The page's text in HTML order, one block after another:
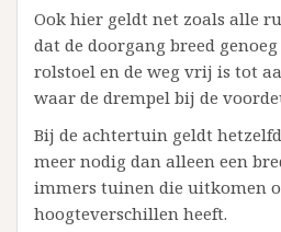
Ook hier geldt net zoals alle
dat de doorgang breed
rolstoel en de weg vrij is tot
waar de drempel bij de
Bij de achtertuin geldt
meer nodig dan alleen een
immers tuinen die uitkomen
hoogteverschillen heeft.